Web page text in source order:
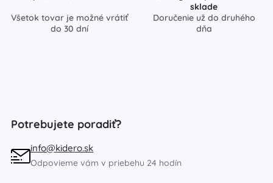
Všetok tovar je možné vrátiť
do 30 dní
sklade
Doručenie už do druhého
dňa
Potrebujete poradiť?
info@kidero.sk
Odpovieme vám v priebehu 24 hodín